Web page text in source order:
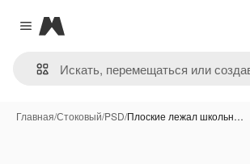
Close menu
Magnific
Главная/Стоковый/PSD/Плоские лежал школьн…